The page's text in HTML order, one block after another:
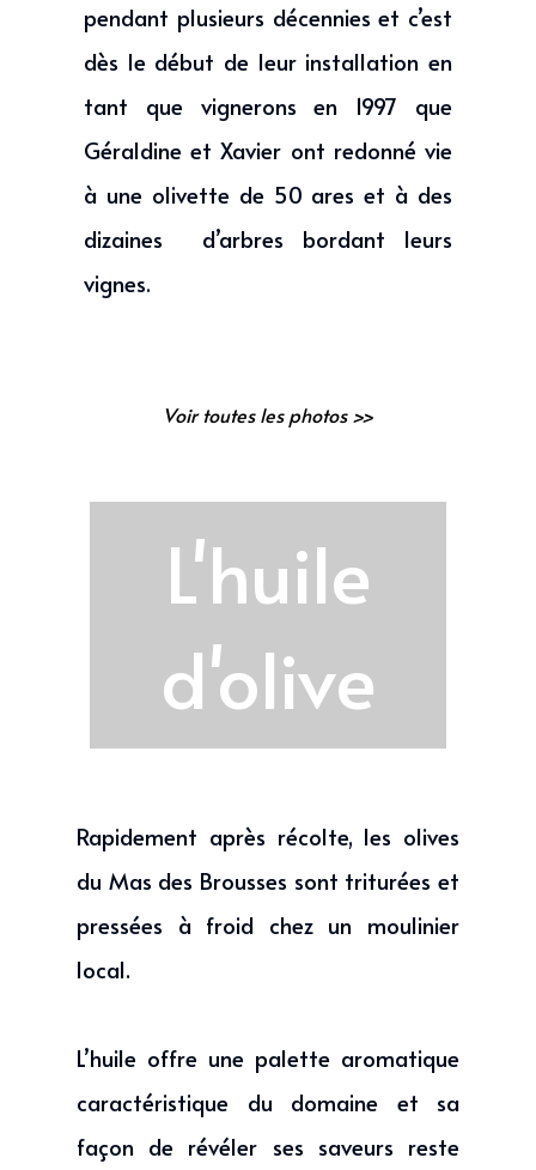
pendant plusieurs décennies et c’est
dès le début de leur installation en
tant que vignerons en 1997 que
Géraldine et Xavier ont redonné vie
à une olivette de 50 ares et à des
dizaines d’arbres bordant leurs
vignes.
Voir toutes les photos >>
L'huile
d'olive
Rapidement après récolte, les olives
du Mas des Brousses sont triturées et
pressées à froid chez un moulinier
local.
L’huile offre une palette aromatique
caractéristique du domaine et sa
façon de révéler ses saveurs reste